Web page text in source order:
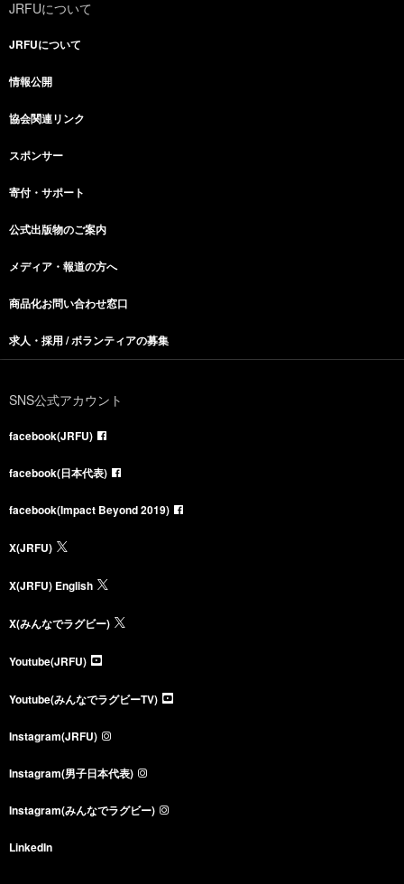
JRFUについて
JRFUについて
情報公開
協会関連リンク
スポンサー
寄付・サポート
公式出版物のご案内
メディア・報道の方へ
商品化お問い合わせ窓口
求人・採用 / ボランティアの募集
SNS公式アカウント
facebook(JRFU)
facebook(日本代表)
facebook(Impact Beyond 2019)
X(JRFU)
X(JRFU) English
X(みんなでラグビー)
Youtube(JRFU)
Youtube(みんなでラグビーTV)
Instagram(JRFU)
Instagram(男子日本代表)
Instagram(みんなでラグビー)
LinkedIn